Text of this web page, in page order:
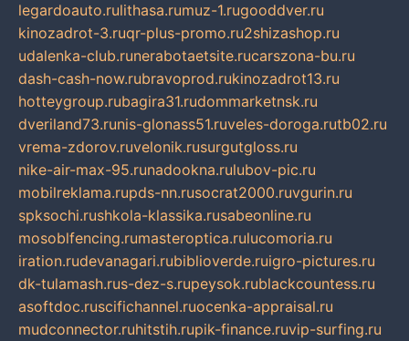
legardoauto.rulithasa.rumuz-1.rugooddver.ru
kinozadrot-3.ruqr-plus-promo.ru2shizashop.ru
udalenka-club.runerabotaetsite.rucarszona-bu.ru
dash-cash-now.rubravoprod.rukinozadrot13.ru
hotteygroup.rubagira31.rudommarketnsk.ru
dveriland73.runis-glonass51.ruveles-doroga.rutb02.ru
vrema-zdorov.ruvelonik.rusurgutgloss.ru
nike-air-max-95.runadookna.rulubov-pic.ru
mobilreklama.rupds-nn.rusocrat2000.ruvgurin.ru
spksochi.rushkola-klassika.rusabeonline.ru
mosoblfencing.rumasteroptica.rulucomoria.ru
iration.rudevanagari.rubiblioverde.ruigro-pictures.ru
dk-tulamash.rus-dez-s.rupeysok.rublackcountess.ru
asoftdoc.ruscifichannel.ruocenka-appraisal.ru
mudconnector.ruhitstih.rupik-finance.ruvip-surfing.ru